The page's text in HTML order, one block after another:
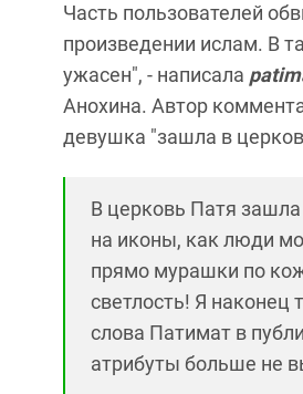
Часть пользователей
произведении ислам. В
ужасен", - написала
Анохина. Автор
девушка "зашла в
В церковь Патя зашла
на иконы, как люди
прямо мурашки по
светлость! Я наконец
слова Патимат в
атрибуты больше не